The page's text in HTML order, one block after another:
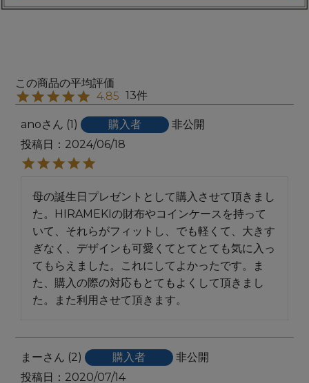
4.85 13
ano 1 購入者
非公開
投稿日
2024/06/18
母の誕生日プレゼントとして購入させて頂きまし
た。HIRAMEKIの財布やコインケースを持って
いて、それらがフィットし、でも軽くて、大きす
ぎなく、デザインも可愛くてとてとても気に入っ
てもらえました。これにしてよかったです。ま
た、購入の際の対応もとてもよくして頂きまし
た。また利用させて頂きます。
まー 2 購入者
非公開
投稿日
2020/07/14